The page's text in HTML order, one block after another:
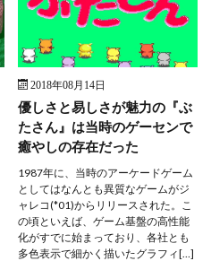
2018年08月14日
優しさと易しさが魅力の『ぶ
たさん』は当時のゲーセンで
癒やしの存在だった
1987年に、当時のアーケードゲーム
としてはなんとも異質なゲームがジ
ャレコ(*01)からリリースされた。こ
の頃といえば、ゲーム基盤の高性能
化がすでに始まっており、各社とも
多色表示で細かく描いたグラフィ[…]